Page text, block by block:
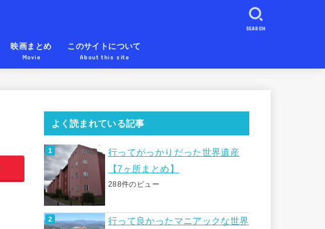
映画まとめ
Movie
このサイトについて
About this site
SEARCH
よく読まれている記事
行ってがっかりだった世界遺産
【7ヶ所まとめ】
288件のビュー
行って良かったマニアックな世界